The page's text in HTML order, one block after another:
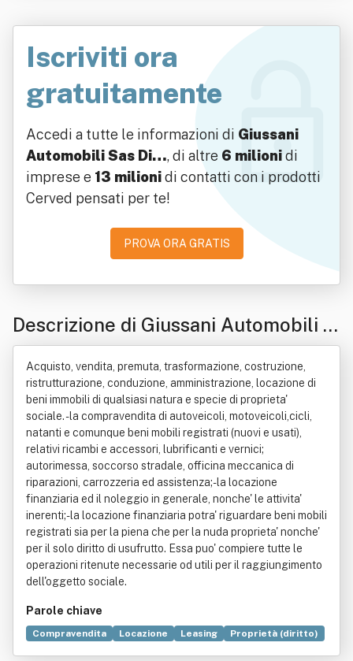
Iscriviti ora
gratuitamente
Accedi a tutte le informazioni di Giussani
Automobili Sas Di…, di altre 6 milionidi
imprese e 13 milionidi contatti con i prodotti
Cerved pensati per te!
PROVA ORA GRATIS
Descrizione di Giussani Automobili S
as Di Giussani Giuseppina E C.
Acquisto, vendita, premuta, trasformazione, costruzione,
ristrutturazione, conduzione, amministrazione, locazione di
beni immobili di qualsiasi natura e specie di proprieta'
sociale. - la compravendita di autoveicoli, motoveicoli,cicli,
natanti e comunque beni mobili registrati (nuovi e usati),
relativi ricambi e accessori, lubrificanti e vernici;
autorimessa, soccorso stradale, officina meccanica di
riparazioni, carrozzeria ed assistenza;- la locazione
finanziaria ed il noleggio in generale, nonche' le attivita'
inerenti;- la locazione finanziaria potra' riguardare beni mobili
registrati sia per la piena che per la nuda proprieta' nonche'
per il solo diritto di usufrutto. Essa puo' compiere tutte le
operazioni ritenute necessarie od utili per il raggiungimento
dell'oggetto sociale.
Parole chiave
Compravendita Locazione Leasing
Proprietà (diritto)